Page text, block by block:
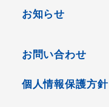
お知らせ
お問い合わせ
個人情報保護方針